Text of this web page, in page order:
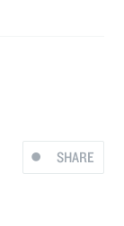
SHARE